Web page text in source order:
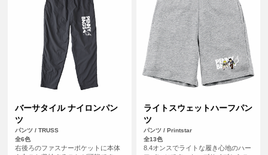
バーサタイル ナイロンパン
ツ
パンツ / TRUSS
全6色
右後ろのファスナーポケットに本体
ライトスウェットハーフパン
ツ
パンツ / Printstar
全13色
8.4オンスでライトな履き心地のハー